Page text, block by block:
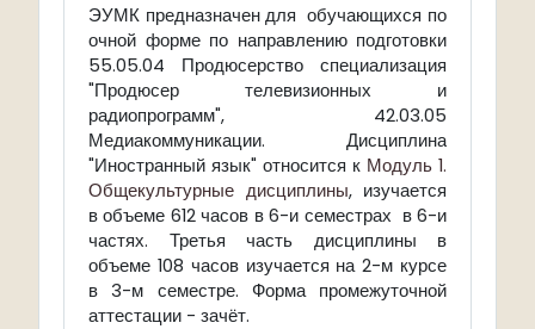
ЭУМК предназначен для обучающихся по
очной форме по направлению подготовки
55.05.04 Продюсерство специализация
"Продюсер телевизионных и
радиопрограмм", 42.03.05
Медиакоммуникации. Дисциплина
"Иностранный язык" относится к Модуль 1.
Общекультурные дисциплины, изучается
в объеме 612 часов в 6-и семестрах в 6-и
частях. Третья часть дисциплины в
объеме 108 часов изучается на 2-м курсе
в 3-м семестре. Форма промежуточной
аттестации - зачёт.